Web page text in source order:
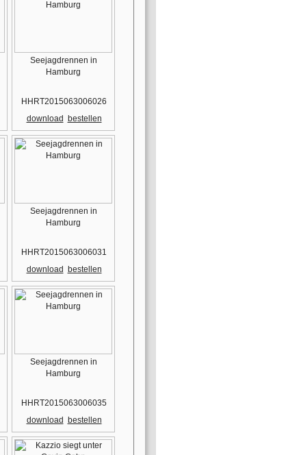
Seejagdrennen in
Hamburg
HHRT2015063006026
download
bestellen
Seejagdrennen in
Hamburg
HHRT2015063006031
download
bestellen
Seejagdrennen in
Hamburg
HHRT2015063006035
download
bestellen